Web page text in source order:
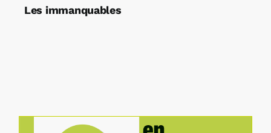
Les immanquables